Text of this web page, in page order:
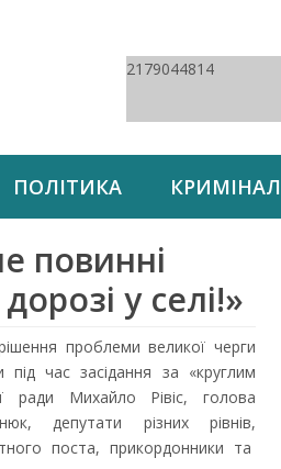
2179044814
ПОЛІТИКА КРИМІНАЛ
повинні
у селі!»
проблеми великої черги
час засідання за «круглим
ради Михайло Рівіс, голова
депутати різних рівнів,
поста, прикордонники та